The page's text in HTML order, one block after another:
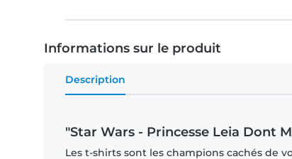
Informations sur le produit
Description
"Star Wars - Princesse Leia Dont
Les t-shirts sont les champions cachés de